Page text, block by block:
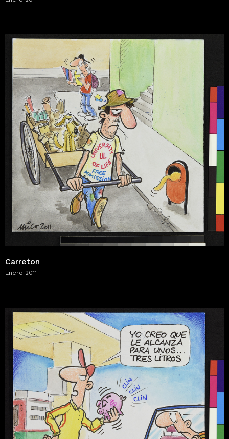
Carreton
Enero 2011